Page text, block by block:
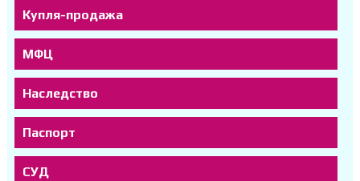
Купля-продажа
МФЦ
Наследство
Паспорт
СУД